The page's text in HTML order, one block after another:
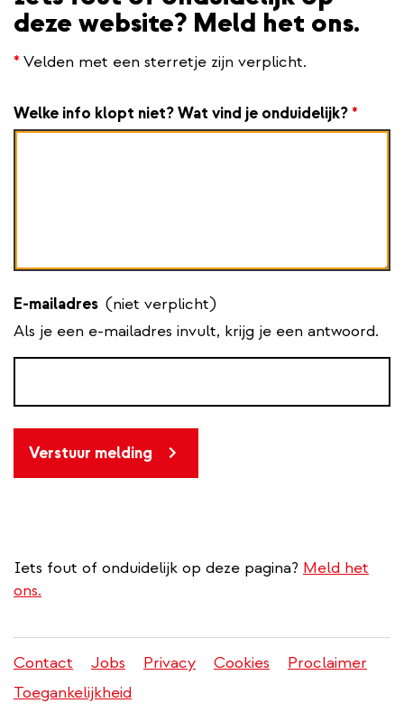
deze website? Meld het ons.
* Velden met een sterretje zijn verplicht.
Welke info klopt niet? Wat vind je onduidelijk? *
E-mailadres (niet verplicht)
Als je een e-mailadres invult, krijg je een antwoord.
Verstuur melding
Iets fout of onduidelijk op deze pagina? Meld het
ons.
Juridisch
menu
Contact Jobs Privacy Cookies
Proclaimer
Toegankelijkheid